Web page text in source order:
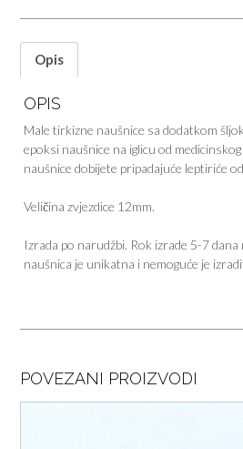
Opis
OPIS
Male tirkizne naušnice sa dodatkom
epoksi naušnice na iglicu od
naušnice dobijete pripadajuće leptiriće
Veličina zvjezdice 12mm.
Izrada po narudžbi. Rok izrade 5-7 dana
naušnica je unikatna i nemoguće je
POVEZANI PROIZVODI